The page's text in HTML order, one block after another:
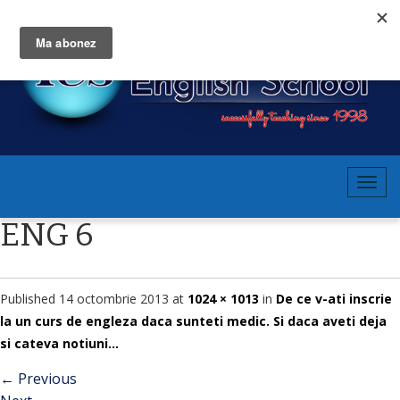
T
l
e
n
ENG 6
Published 14 octombrie 2013 at 1024 × 1013 in De ce v-ati inscrie
la un curs de engleza daca sunteti medic. Si daca aveti deja
si cateva notiuni…
← Previous